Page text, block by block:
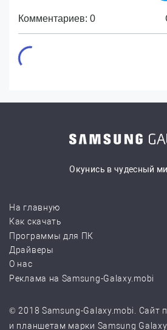
Комментариев: 0
Окунись в чудесный
На главную
Как скачать
Программы для ПК
Драйверы
О нас
Реклама на Samsung-Galaxy.mobi
© 2018 Samsung-Galaxy.mobi. Сайт
и планшетам марки Samsung